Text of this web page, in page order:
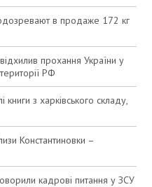
в продаже 172 кг
прохання України у
РФ
з харківського складу,
Константиновки –
кадрові питання у ЗСУ